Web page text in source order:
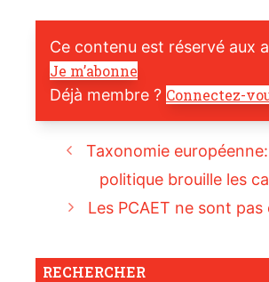
Ce contenu est réservé aux
Je m’abonne
Déjà membre ? Connectez-
Taxonomie
politique brouille les
Les PCAET ne sont pas
RECHERCHER